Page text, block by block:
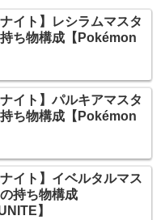
ナイト】レシラムマスタ
ち物構成【Pokémon
ナイト】パルキアマスタ
ち物構成【Pokémon
ナイト】イベルタルマス
持ち物構成
】